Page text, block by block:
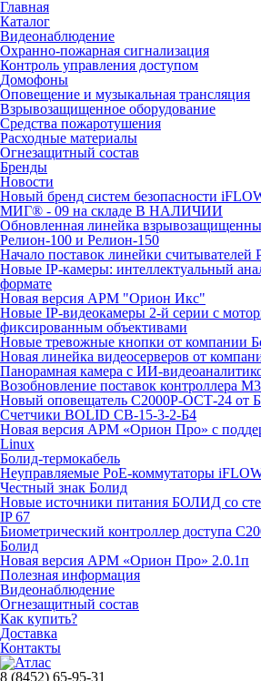
Главная
Каталог
Видеонаблюдение
Охранно-пожарная сигнализация
Контроль управления доступом
Домофоны
Оповещение и музыкальная трансляция
Взрывозащищенное оборудование
Средства пожаротушения
Расходные материалы
Огнезащитный состав
Бренды
Новости
Новый бренд систем безопасности
МИГ® - 09 на складе В НАЛИЧИИ
Обновленная линейка
Релион-100 и Релион-150
Начало поставок линейки считывателей
Новые IP-камеры: интеллектуальный
формате
Новая версия АРМ "Орион Икс"
Новые IP-видеокамеры 2-й серии с
фиксированным объективами
Новые тревожные кнопки от компании
Новая линейка видеосерверов от
Панорамная камера с ИИ-
Возобновление поставок контроллера
Новый оповещатель С2000Р-ОСТ-24 от
Счетчики BOLID СВ-15-3-2-Б4
Новая версия АРМ «Орион Про» с
Linux
Болид-термокабель
Неуправляемые PoE-коммутаторы
Честный знак Болид
Новые источники питания БОЛИД со
IP 67
Биометрический контроллер доступа
Болид
Новая версия АРМ «Орион Про» 2.0.1п
Полезная информация
Видеонаблюдение
Огнезащитный состав
Как купить?
Доставка
Контакты
8 (8452) 65-95-31